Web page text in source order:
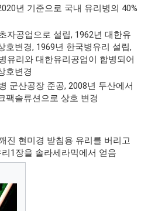
년 기준으로 국내 유리병의 40%
자공업으로 설립, 1962년 대한유
호변경, 1969년 한국병유리 설립,
유리와 대한유리공업이 합병되어
호변경
군산공장 준공, 2008년 두산에서
팩솔류션으로 상호 변경
진 현미경 받침용 유리를 버리고
1장을 솔라세라믹에서 얻음